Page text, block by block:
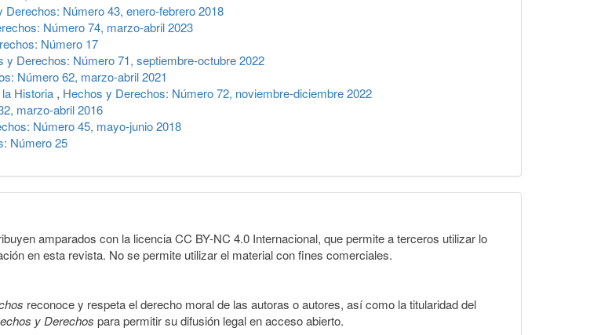
Derechos: Número 43, enero-febrero 2018
Número 74, marzo-abril 2023
Número 17
y Derechos: Número 71, septiembre-octubre 2022
Número 62, marzo-abril 2021
Historia , Hechos y Derechos: Número 72, noviembre-diciembre 2022
marzo-abril 2016
Número 45, mayo-junio 2018
Número 25
amparados con la licencia CC BY-NC 4.0 Internacional, que permite a terceros utilizar lo
en esta revista. No se permite utilizar el material con fines comerciales.
reconoce y respeta el derecho moral de las autoras o autores, así como la titularidad del
y Derechos para permitir su difusión legal en acceso abierto.